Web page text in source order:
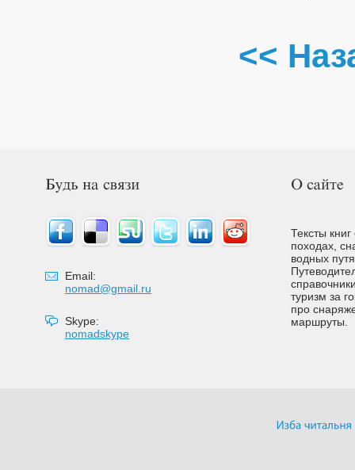
<<
Email:
nomad@gmail.ru
Skype:
nomadskype
Тексты
походах,
водных
туризм за
про
маршруты.